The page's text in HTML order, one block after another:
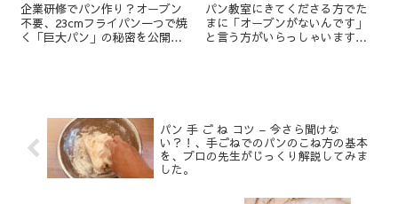
企業研修でパン作り？オーブン
不要、23cmフライパン一つで焼
く「巨大パン」の秘密を公開。
パン教室にきてくださる方でた
まに「オーブンがないんです」
と言う方がいらっしゃいます
パン 手 ご ね コツ – 今さら聞けな
い？！、手ごねでのパンのこね方の基本
を、プロの先生がじっくり解説してみま
した。